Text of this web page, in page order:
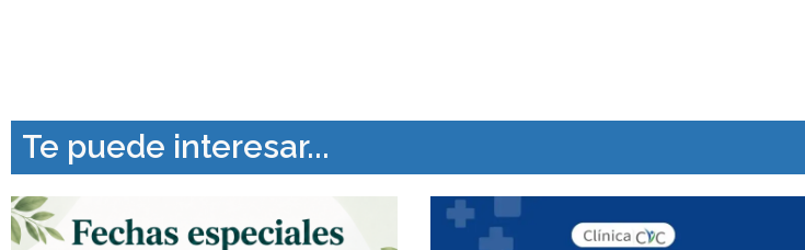
Te puede interesar...